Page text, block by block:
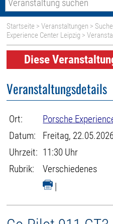
Startseite >Veranstaltungen > Suche
Experience Center Leipzig >
Diese
Veranstaltungsdetails
Ort:
Porsche
Datum:
Freitag,
Uhrzeit: 11:30 Uhr
Rubrik:
Verschiedenes
|